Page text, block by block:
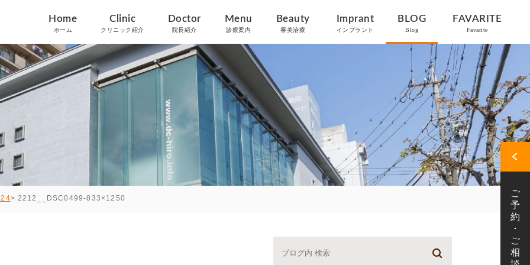
Home
ホーム
Clinic
クリニック紹介
Doctor
院長紹介
Menu
診療案内
Beauty
審美治療
Imprant
インプラント
BLOG
Blog
FAVARITE
Favarite
2212__DSC0499-833×1250